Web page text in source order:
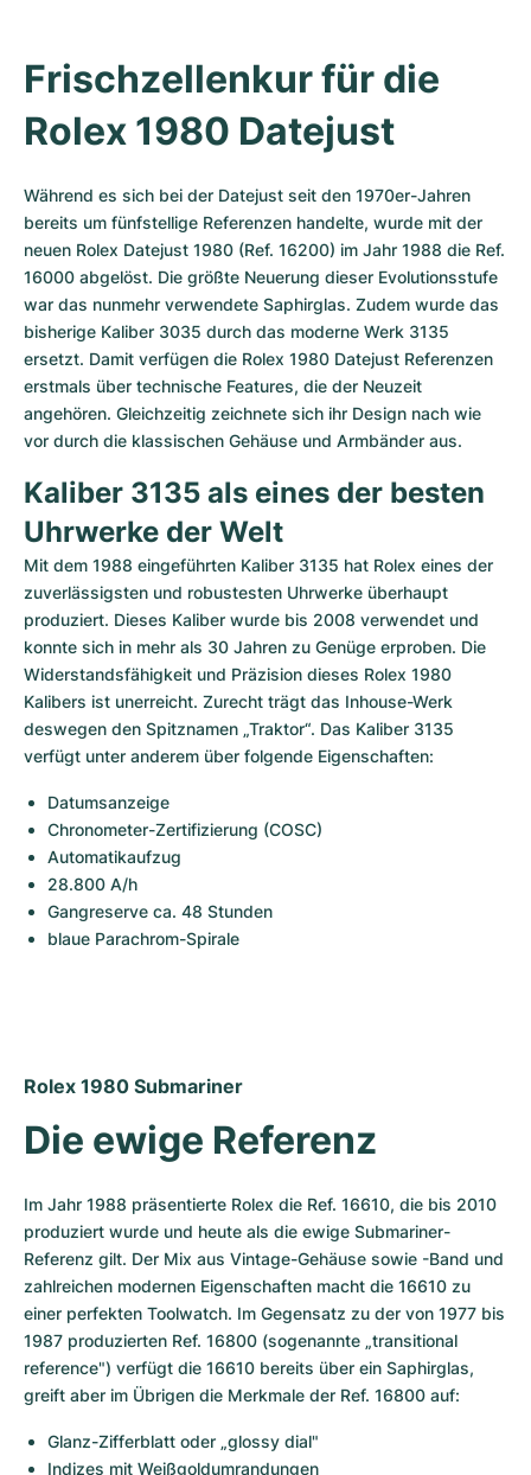
Frischzellenkur für die
Rolex 1980 Datejust
Während es sich bei der Datejust seit den 1970er-Jahren
bereits um fünfstellige Referenzen handelte, wurde mit der
neuen Rolex Datejust 1980 (Ref. 16200) im Jahr 1988 die Ref.
16000 abgelöst. Die größte Neuerung dieser Evolutionsstufe
war das nunmehr verwendete Saphirglas. Zudem wurde das
bisherige Kaliber 3035 durch das moderne Werk 3135
ersetzt. Damit verfügen die Rolex 1980 Datejust Referenzen
erstmals über technische Features, die der Neuzeit
angehören. Gleichzeitig zeichnete sich ihr Design nach wie
vor durch die klassischen Gehäuse und Armbänder aus.
Kaliber 3135 als eines der besten
Uhrwerke der Welt
Mit dem 1988 eingeführten Kaliber 3135 hat Rolex eines der
zuverlässigsten und robustesten Uhrwerke überhaupt
produziert. Dieses Kaliber wurde bis 2008 verwendet und
konnte sich in mehr als 30 Jahren zu Genüge erproben. Die
Widerstandsfähigkeit und Präzision dieses Rolex 1980
Kalibers ist unerreicht. Zurecht trägt das Inhouse-Werk
deswegen den Spitznamen „Traktor“. Das Kaliber 3135
verfügt unter anderem über folgende Eigenschaften:
Datumsanzeige
Chronometer-Zertifizierung (COSC)
Automatikaufzug
28.800 A/h
Gangreserve ca. 48 Stunden
blaue Parachrom-Spirale
Rolex 1980 Submariner
Die ewige Referenz
Im Jahr 1988 präsentierte Rolex die Ref. 16610, die bis 2010
produziert wurde und heute als die ewige Submariner-
Referenz gilt. Der Mix aus Vintage-Gehäuse sowie -Band und
zahlreichen modernen Eigenschaften macht die 16610 zu
einer perfekten Toolwatch. Im Gegensatz zu der von 1977 bis
1987 produzierten Ref. 16800 (sogenannte „transitional
reference") verfügt die 16610 bereits über ein Saphirglas,
greift aber im Übrigen die Merkmale der Ref. 16800 auf:
Glanz-Zifferblatt oder „glossy dial"
Indizes mit Weißgoldumrandungen